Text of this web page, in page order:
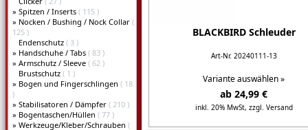
» Spitzen / Inserts ( 115 )
» Nocken / Bushing / Nock Collar (
125 )
Endenschutz ( 3 )
» Handschuhe / Tabs ( 83 )
» Armschutz / Sleeve ( 62 )
Brustschutz ( 1 )
» Bogen und Fingerschlingen ( 18
)
» Stabilisatoren / Dämpfer ( 210 )
» Bogentaschen/Hüllen ( 77 )
» Werkzeuge/Kleber/Schrauben (
BLACKBIRD Schleuder
Art-Nr. 20240111-13
Variante auswählen »
ab 24,99 €
inkl. 20% MwSt, zzgl. Versand